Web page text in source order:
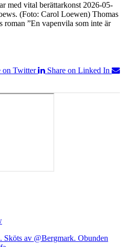
med vital berättarkonst 2026-05-
(Foto: Carol Loewen) Thomas
”En vapenvila som inte är
on Twitter
Share on Linked In
Sköts av @Bergmark. Obunden